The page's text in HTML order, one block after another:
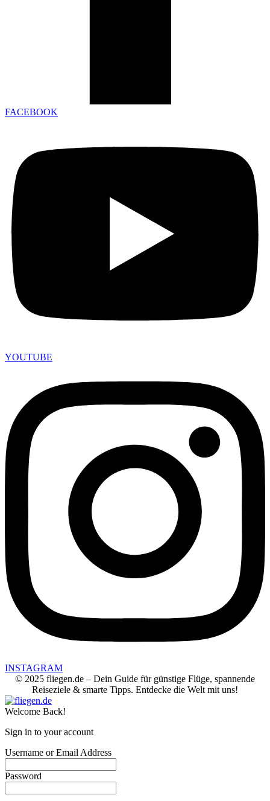
FACEBOOK
YOUTUBE
INSTAGRAM
© 2025 fliegen.de – Dein Guide für günstige Flüge, spannende
Reiseziele & smarte Tipps. Entdecke die Welt mit uns!
Welcome Back!
Sign in to your account
Username or Email Address
Password